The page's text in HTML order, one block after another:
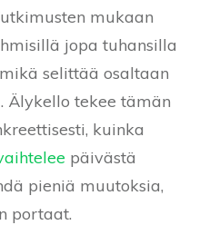
mukaan
jopa tuhansilla
selittää osaltaan
Älykello tekee tämän
kuinka
päivästä
pieniä muutoksia,
portaat.